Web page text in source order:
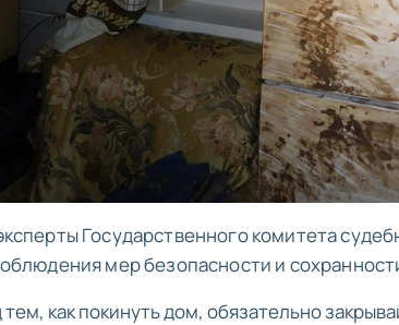
Государственного комитета
мер безопасности и
как покинуть дом, обязательно